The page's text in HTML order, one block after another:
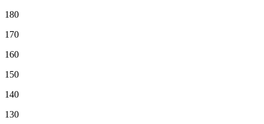
180
170
160
150
140
130